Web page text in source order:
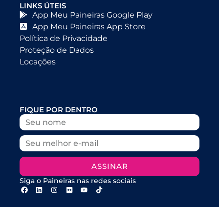
LINKS ÚTEIS
App Meu Paineiras Google Play
App Meu Paineiras App Store
Política de Privacidade
Proteção de Dados
Locações
FIQUE POR DENTRO
ASSINAR
Siga o Paineiras nas redes sociais